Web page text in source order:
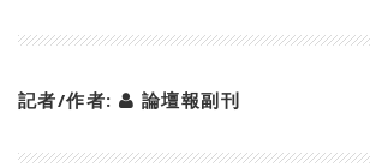
記者/作者: 論壇報副刊